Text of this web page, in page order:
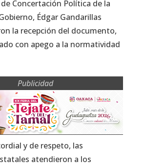
Concertación Política de la
Édgar Gandarillas
la recepción del documento,
con apego a la normatividad
Publicidad
y de respeto, las
atendieron a los